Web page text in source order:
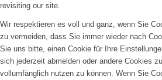
revisiting our site.
Wir respektieren es voll und ganz, wenn Sie
zu vermeiden, dass Sie immer wieder nach
Sie uns bitte, einen Cookie für Ihre
sich jederzeit abmelden oder andere Cookies
vollumfänglich nutzen zu können. Wenn Sie